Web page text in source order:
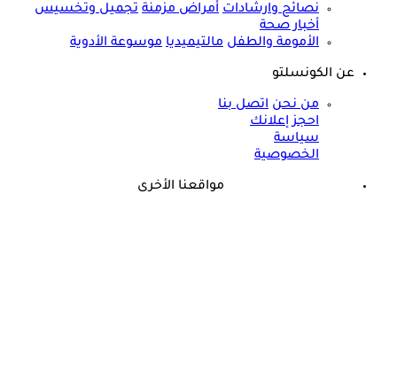
نصائح وارشادات أمراض مزمنة تجميل وتخسيس
أخبار صحة
الأمومة والطفل مالتيميديا موسوعة الأدوية
عن الكونسلتو
من نحن اتصل بنا
احجز إعلانك
سياسة
الخصوصية
مواقعنا الأخرى